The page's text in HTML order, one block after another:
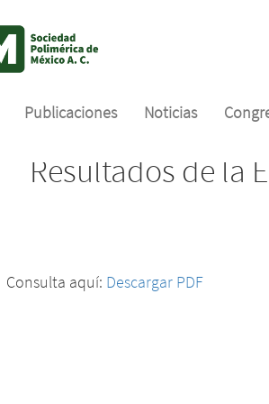
Publicaciones Noticias
Resultados de la
Consulta aquí: Descargar PDF